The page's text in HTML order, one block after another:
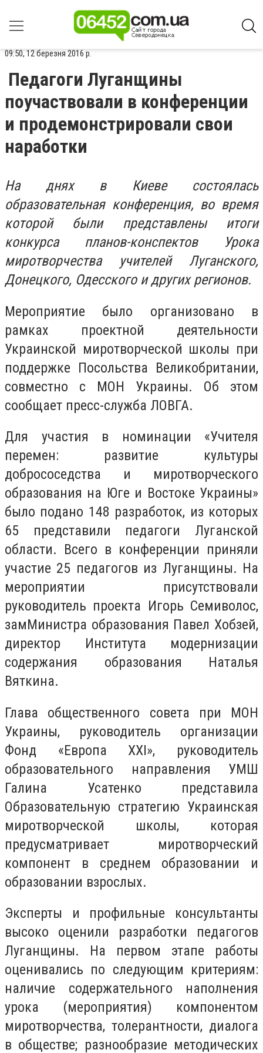
09:50, 12 березня 2016 р.
Педагоги Луганщины
поучаствовали в конференции
и продемонстрировали свои
наработки
На днях в Киеве состоялась
образовательная конференция, во время
которой были представлены итоги
конкурса планов-конспектов Урока
миротворчества учителей Луганского,
Донецкого, Одесского и других регионов.
Мероприятие было организовано в
рамках проектной деятельности
Украинской миротворческой школы при
поддержке Посольства Великобритании,
совместно с МОН Украины. Об этом
сообщает пресс-служба ЛОВГА.
Для участия в номинации «Учителя
перемен: развитие культуры
добрососедства и миротворческого
образования на Юге и Востоке Украины»
было подано 148 разработок, из которых
65 представили педагоги Луганской
области. Всего в конференции приняли
участие 25 педагогов из Луганщины. На
мероприятии присутствовали
руководитель проекта Игорь Семиволос,
замМинистра образования Павел Хобзей,
директор Института модернизации
содержания образования Наталья
Вяткина.
Глава общественного совета при МОН
Украины, руководитель организации
Фонд «Европа ХХI», руководитель
образовательного направления УМШ
Галина Усатенко представила
Образовательную стратегию Украинская
миротворческой школы, которая
предусматривает миротворческий
компонент в среднем образовании и
образовании взрослых.
Эксперты и профильные консультанты
высоко оценили разработки педагогов
Луганщины. На первом этапе работы
оценивались по следующим критериям:
наличие содержательного наполнения
урока (мероприятия) компонентом
миротворчества, толерантности, диалога
в обществе; разнообразие методических